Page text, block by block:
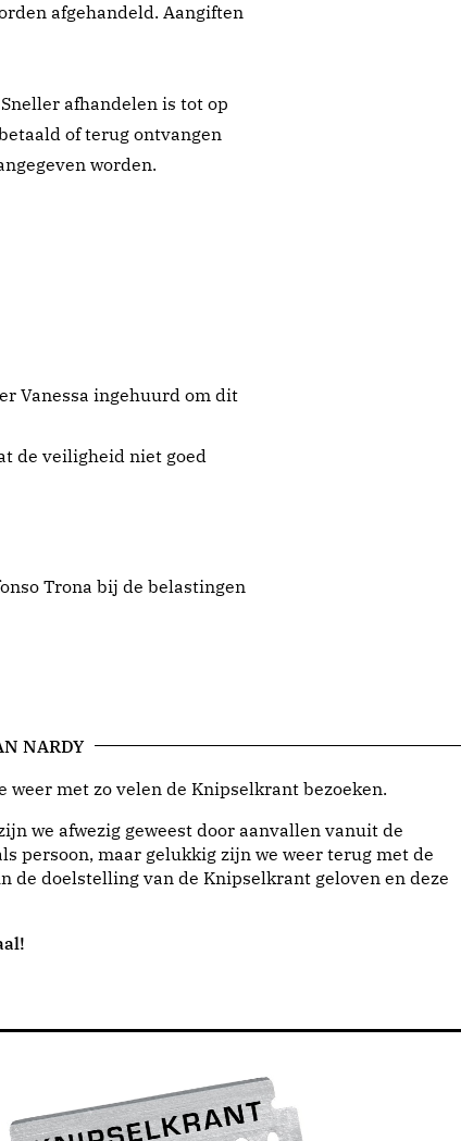
afgehandeld. Aangiften
afhandelen is tot op
of terug ontvangen
worden.
Vanessa ingehuurd om dit
de veiligheid niet goed
Trona bij de belastingen
NARDY
weer met zo velen de Knipselkrant bezoeken.
we afwezig geweest door aanvallen vanuit de
persoon, maar gelukkig zijn we weer terug met de
de doelstelling van de Knipselkrant geloven en deze